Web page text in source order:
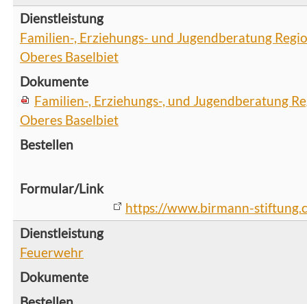
Familien-, Erziehungs- und Jugendberatung
Oberes Baselbiet
Familien-, Erziehungs-, und Jugendberatung
Oberes Baselbiet
https://www.birmann-
Feuerwehr